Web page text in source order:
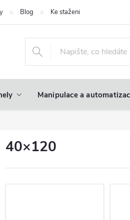
Blog Ke stažení
Manipulace a
40×120